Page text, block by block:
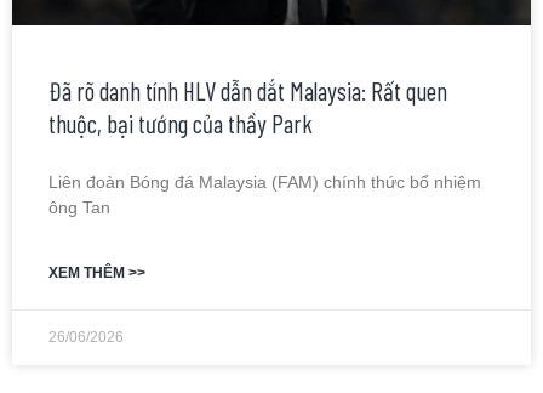
Đã rõ danh tính HLV dẫn dắt Malaysia: Rất quen
thuộc, bại tướng của thầy Park
Liên đoàn Bóng đá Malaysia (FAM) chính thức bổ nhiệm
ông Tan
XEM THÊM >>
26/06/2026